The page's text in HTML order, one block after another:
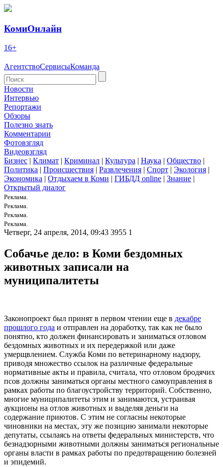
КомиОнлайн
16+
АгентствоСервисыКоманда
Новости
Интервью
Репортажи
Обзоры
Полезно знать
Комментарии
Фотовзгляд
Видеовзгляд
Бизнес | Климат | Криминал | Культура | Наука | Общество |
Политика | Происшествия | Развлечения | Спорт | Экология |
Экономика | Отдыхаем в Коми | ГИБДД online | Знание |
Открытый диалог
Реклама.
Реклама.
Реклама.
Реклама.
Четверг, 24 апреля, 2014, 09:43 3955 1
Собачье дело: в Коми бездомных
животных записали на
муниципалитеты
Законопроект был принят в первом чтении еще в декабре
прошлого года и отправлен на доработку, так как не было
понятно, кто должен финансировать и заниматься отловом
бездомных животных и их передержкой или даже
умерщвлением. Служба Коми по ветеринарному надзору,
приводя множество ссылок на различные федеральные
нормативные акты и правила, считала, что отловом бродячих
псов должны заниматься органы местного самоуправления в
рамках работы по благоустройству территорий. Собственно,
многие муниципалитеты этим и занимаются, устраивая
аукционы на отлов животных и выделяя деньги на
содержание приютов. С этим не согласны некоторые
чиновники на местах, эту же позицию занимали некоторые
депутаты, ссылаясь на ответы федеральных министерств, что
безнадзорными животными должны заниматься региональные
органы власти в рамках работы по предотвращению болезней
и эпидемий.